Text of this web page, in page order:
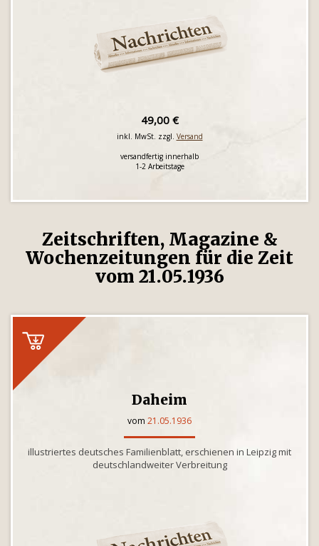
49,00 €
inkl. MwSt. zzgl. Versand
versandfertig innerhalb
1-2 Arbeitstage
Zeitschriften, Magazine &
Wochenzeitungen für die Zeit
vom 21.05.1936
Daheim
vom 21.05.1936
illustriertes deutsches Familienblatt, erschienen in Leipzig mit
deutschlandweiter Verbreitung